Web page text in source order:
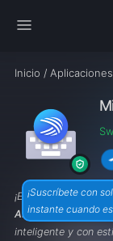
menu
Inicio / Aplicaciones
¡Suscríbete con
instante cuando
¡Escribe como
APKadivina lo que
inteligente y con